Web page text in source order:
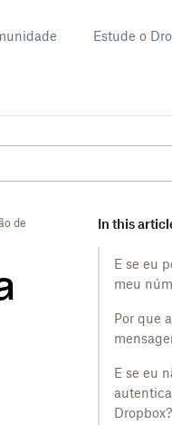
Estude o
de dois fatores no Dropbox
In this
E se eu
meu
Por que
E se eu
Dropbox?